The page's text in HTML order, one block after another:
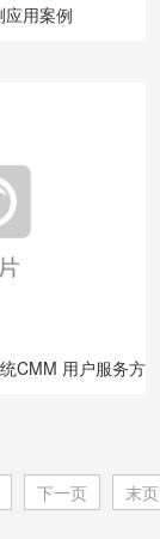
用案例
CMM 用户服务方
下一页 末页